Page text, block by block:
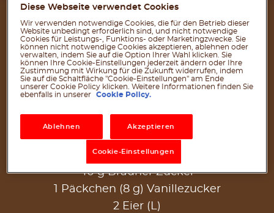
ZUTATEN
FÜR 10 PORTIONEN
Für den Teig:
250 g Mehl Typ 405
100 g Butter (Zimmertemperatur)
1 Prise Salz
40 g Brauner Zucker
1 Päckchen (8 g) Vanillezucker
2 Eier (L)
Diese Webseite verwendet Cookies
Wir verwenden notwendige Cookies, die für den Betrieb dieser
Website unbedingt erforderlich sind, und nicht notwendige
Cookies für Leistungs-, Funktions- oder Marketingzwecke. Sie
können nicht notwendige Cookies akzeptieren, ablehnen oder
verwalten, indem Sie auf die Option Ihrer Wahl klicken. Sie
können Ihre Cookie-Einstellungen jederzeit ändern oder Ihre
Zustimmung mit Wirkung für die Zukunft widerrufen, indem
Sie auf die Schaltfläche "Cookie-Einstellungen" am Ende
unserer Cookie Policy klicken. Weitere Informationen finden Sie
ebenfalls in unserer
Cookie Policy.
Ablehnen Akzeptieren
Cookie-Einstellungen